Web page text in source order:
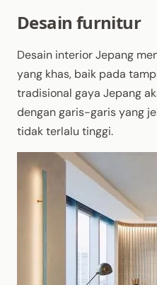
Desain furnitur
Desain interior Jepang
yang khas, baik pada
tradisional gaya Jepang
dengan garis-garis yang
tidak terlalu tinggi.